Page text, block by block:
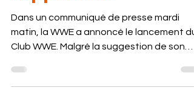
La WWE veut se
rapprocher
matin, la WWE a annoncé le lancement du
Club WWE. Malgré la suggestion de son